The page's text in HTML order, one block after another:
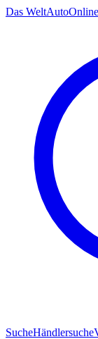
Das WeltAuto
SucheHändlersuche